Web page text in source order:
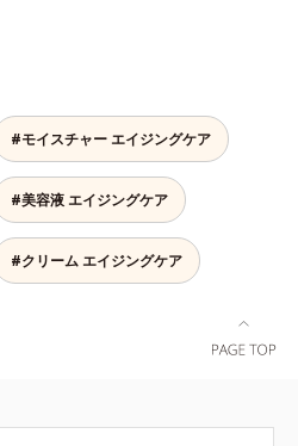
#モイスチャー エイジングケア
#美容液 エイジングケア
#クリーム エイジングケア